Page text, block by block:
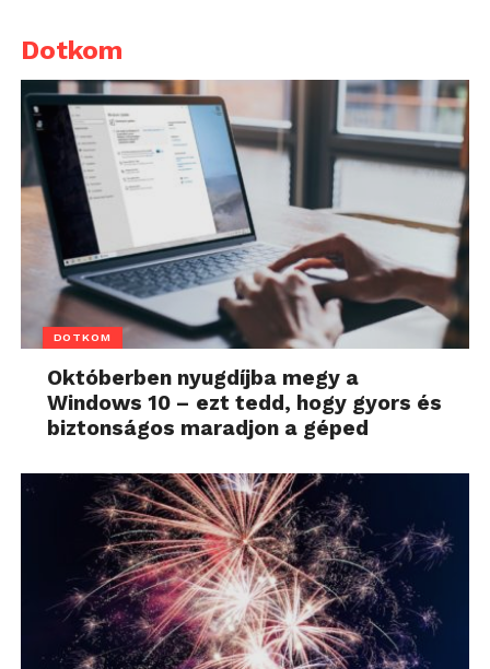
Dotkom
DOTKOM
Októberben nyugdíjba megy a
Windows 10 – ezt tedd, hogy gyors és
biztonságos maradjon a géped